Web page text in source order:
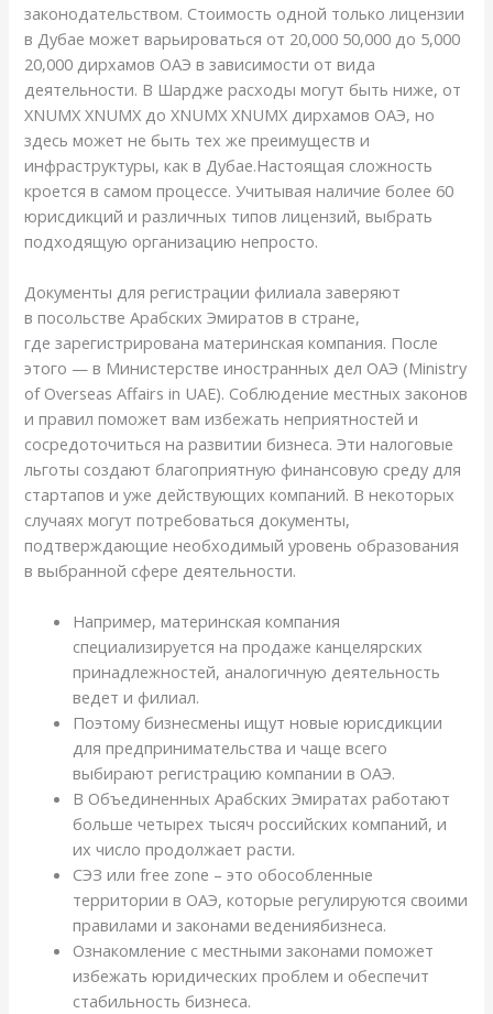
законодательством. Стоимость одной только лицензии
в Дубае может варьироваться от 20,000 50,000 до 5,000
20,000 дирхамов ОАЭ в зависимости от вида
деятельности. В Шардже расходы могут быть ниже, от
XNUMX XNUMX до XNUMX XNUMX дирхамов ОАЭ, но
здесь может не быть тех же преимуществ и
инфраструктуры, как в Дубае.Настоящая сложность
кроется в самом процессе. Учитывая наличие более 60
юрисдикций и различных типов лицензий, выбрать
подходящую организацию непросто.
Документы для регистрации филиала заверяют
в посольстве Арабских Эмиратов в стране,
где зарегистрирована материнская компания. После
этого — в Министерстве иностранных дел ОАЭ (Ministry
of Overseas Affairs in UAE). Соблюдение местных законов
и правил поможет вам избежать неприятностей и
сосредоточиться на развитии бизнеса. Эти налоговые
льготы создают благоприятную финансовую среду для
стартапов и уже действующих компаний. В некоторых
случаях могут потребоваться документы,
подтверждающие необходимый уровень образования
в выбранной сфере деятельности.
Например, материнская компания
специализируется на продаже канцелярских
принадлежностей, аналогичную деятельность
ведет и филиал.
Поэтому бизнесмены ищут новые юрисдикции
для предпринимательства и чаще всего
выбирают регистрацию компании в ОАЭ.
В Объединенных Арабских Эмиратах работают
больше четырех тысяч российских компаний, и
их число продолжает расти.
СЭЗ или free zone – это обособленные
территории в ОАЭ, которые регулируются своими
правилами и законами ведениябизнеса.
Ознакомление с местными законами поможет
избежать юридических проблем и обеспечит
стабильность бизнеса.